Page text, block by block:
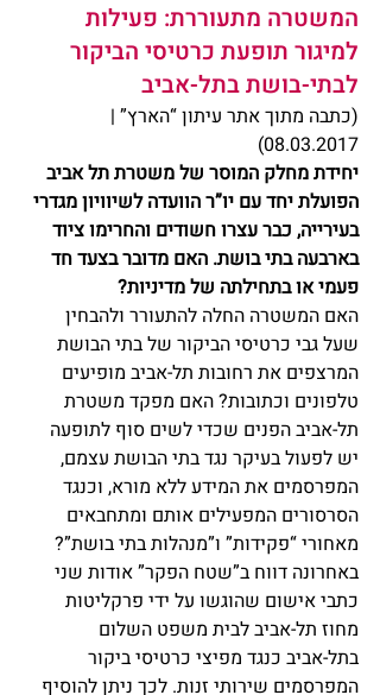
המשטרה מתעוררת: פעילות
למיגור תופעת כרטיסי הביקור
לבתי-בושת בתל-אביב
(כתבה מתוך אתר עיתון “הארץ” |
08.03.2017)
יחידת מחלק המוסר של משטרת תל אביב
הפועלת יחד עם יו”ר הוועדה לשיוויון מגדרי
בעירייה, כבר עצרו חשודים והחרימו ציוד
בארבעה בתי בושת. האם מדובר בצעד חד
פעמי או בתחילתה של מדיניות?
האם המשטרה החלה להתעורר ולהבחין
שעל גבי כרטיסי הביקור של בתי הבושת
המרצפים את רחובות תל-אביב מופיעים
טלפונים וכתובות? האם מפקד משטרת
תל-אביב הפנים שכדי לשים סוף לתופעה
יש לפעול בעיקר נגד בתי הבושת עצמם,
המפרסמים את המידע ללא מורא, וכנגד
הסרסורים המפעילים אותם ומתחבאים
מאחורי “פקידות” ו”מנהלות בתי בושת”?
באחרונה דווח ב”שטח הפקר” אודות שני
כתבי אישום שהוגשו על ידי פרקליטות
מחוז תל-אביב לבית משפט השלום
בתל-אביב כנגד מפיצי כרטיסי ביקור
המפרסמים שירותי זנות. לכך ניתן להוסיף